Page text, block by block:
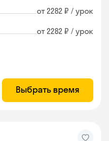
от 2282 ₽ / урок
от 2282 ₽ / урок
Выбрать время